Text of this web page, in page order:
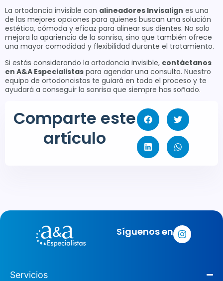
La ortodoncia invisible con alineadores Invisalign es una
de las mejores opciones para quienes buscan una solución
estética, cómoda y eficaz para alinear sus dientes. No solo
mejora la apariencia de la sonrisa, sino que también ofrece
una mayor comodidad y flexibilidad durante el tratamiento.
Si estás considerando la ortodoncia invisible, contáctanos
en A&A Especialistas para agendar una consulta. Nuestro
equipo de ortodoncistas te guiará en todo el proceso y te
ayudará a conseguir la sonrisa que siempre has soñado.
Comparte este
artículo
Síguenos en
Servicios